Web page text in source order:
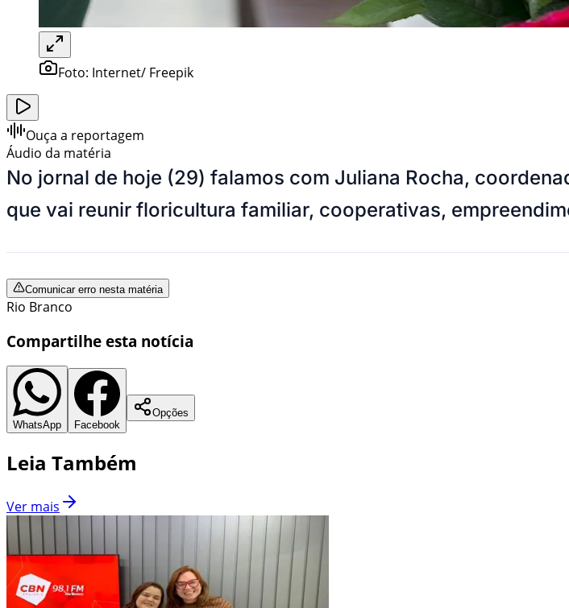
Foto: Internet/ Freepik
Ouça a reportagem
Áudio da matéria
No jornal de hoje (29) falamos com Juliana Rocha,
que vai reunir floricultura familiar, cooperativas,
Comunicar erro nesta matéria
Rio Branco
Compartilhe esta notícia
WhatsApp Facebook
Opções
Leia Também
Ver mais